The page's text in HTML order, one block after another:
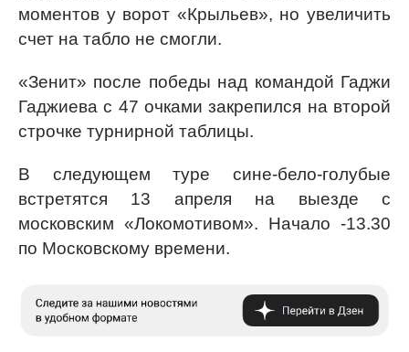
моментов у ворот «Крыльев», но увеличить
счет на табло не смогли.
«Зенит» после победы над командой Гаджи
Гаджиева с 47 очками закрепился на второй
строчке турнирной таблицы.
В следующем туре сине-бело-голубые
встретятся 13 апреля на выезде с
московским «Локомотивом». Начало -13.30
по Московскому времени.